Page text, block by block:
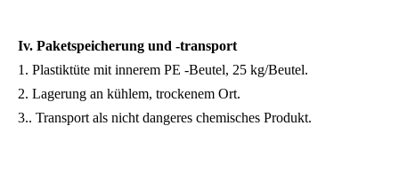
Iv. Paketspeicherung und -transport
1. Plastiktüte mit innerem PE -Beutel, 25 kg/Beutel.
2. Lagerung an kühlem, trockenem Ort.
3.. Transport als nicht dangeres chemisches Produkt.